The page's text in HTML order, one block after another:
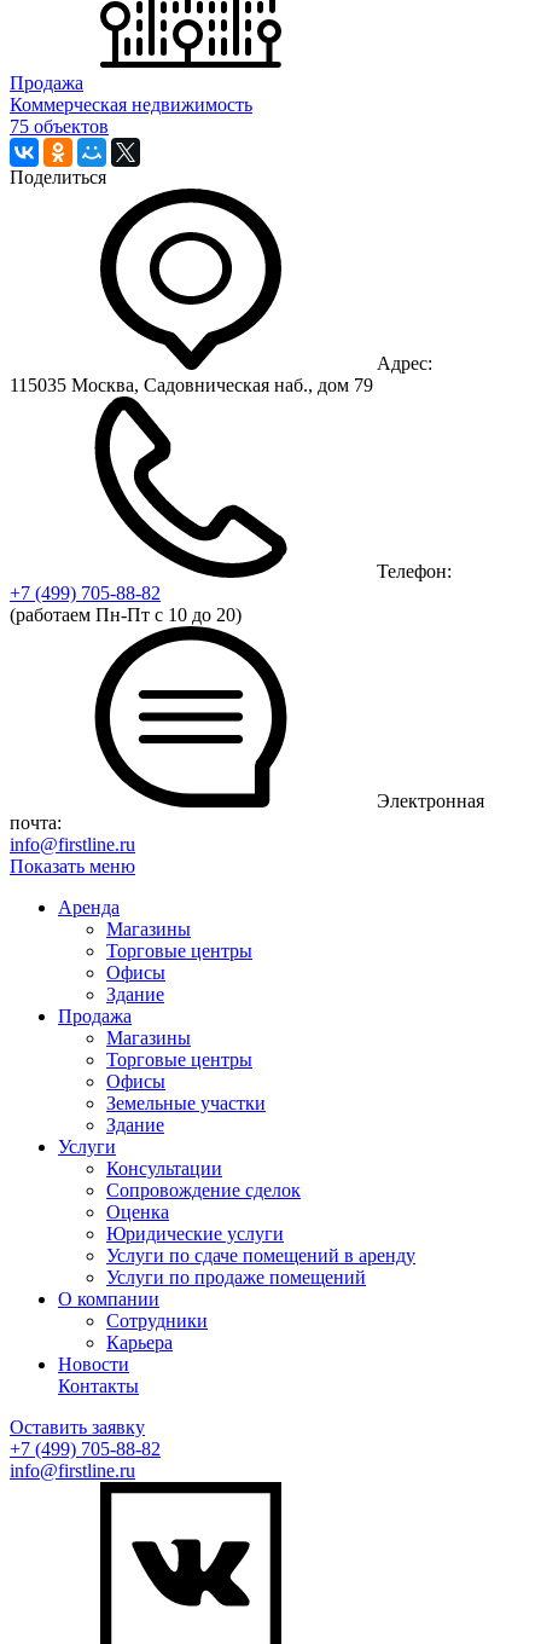
Продажа
Коммерческая недвижимость
75 объектов
Поделиться
Адрес:
115035 Москва, Садовническая наб., дом 79
Телефон:
+7 (499) 705-88-82
(работаем Пн-Пт с 10 до 20)
Электронная
почта:
info@firstline.ru
Показать меню
Аренда
Магазины
Торговые центры
Офисы
Здание
Продажа
Магазины
Торговые центры
Офисы
Земельные участки
Здание
Услуги
Консультации
Сопровождение сделок
Оценка
Юридические услуги
Услуги по сдаче помещений в аренду
Услуги по продаже помещений
О компании
Сотрудники
Карьера
Новости
Контакты
Оставить заявку
+7 (499) 705-88-82
info@firstline.ru